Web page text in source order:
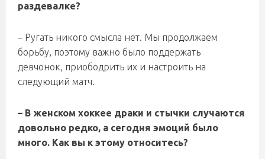
раздевалке?
– Ругать никого смысла нет. Мы продолжаем
борьбу, поэтому важно было поддержать
девчонок, приободрить их и настроить на
следующий матч.
– В женском хоккее драки и стычки случаются
довольно редко, а сегодня эмоций было
много. Как вы к этому относитесь?